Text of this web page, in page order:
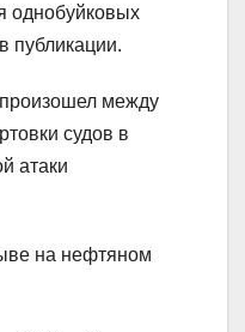
однобуйковых
публикации.
между
судов в
атаки